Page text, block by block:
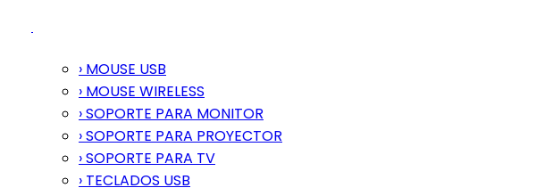
› MOUSE USB
› MOUSE WIRELESS
› SOPORTE PARA MONITOR
› SOPORTE PARA PROYECTOR
› SOPORTE PARA TV
› TECLADOS USB